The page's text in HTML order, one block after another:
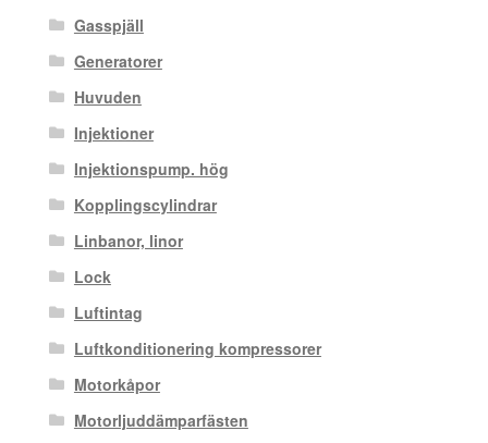
Gasspjäll
Generatorer
Huvuden
Injektioner
Injektionspump. hög
Kopplingscylindrar
Linbanor, linor
Lock
Luftintag
Luftkonditionering kompressorer
Motorkåpor
Motorljuddämparfästen